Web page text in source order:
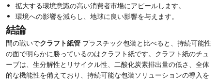
拡大する環境意識の高い消費者市場にアピールします。
環境への影響を減らし、地球に良い影響を与えます。
結論
間の戦いでクラフト紙管 プラスチック包装と比べると、持続可能性
の面で明らかに勝っているのはクラフト紙です。クラフト紙のチュ
ーブは、生分解性とリサイクル性、二酸化炭素排出量の低さ、全体
的な機能性を備えており、持続可能な包装ソリューションの導入を